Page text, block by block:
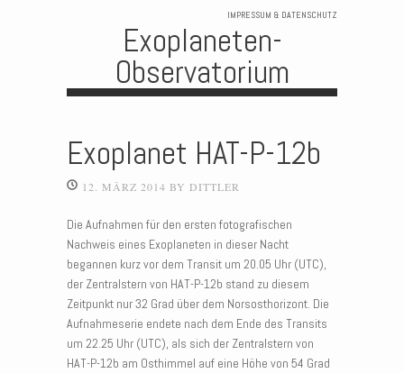
IMPRESSUM & DATENSCHUTZ
Exoplaneten-
Observatorium
Exoplanet HAT-P-12b
12. MÄRZ 2014 BY DITTLER
Die Aufnahmen für den ersten fotografischen
Nachweis eines Exoplaneten in dieser Nacht
begannen kurz vor dem Transit um 20.05 Uhr (UTC),
der Zentralstern von HAT-P-12b stand zu diesem
Zeitpunkt nur 32 Grad über dem Norsosthorizont. Die
Aufnahmeserie endete nach dem Ende des Transits
um 22.25 Uhr (UTC), als sich der Zentralstern von
HAT-P-12b am Osthimmel auf eine Höhe von 54 Grad